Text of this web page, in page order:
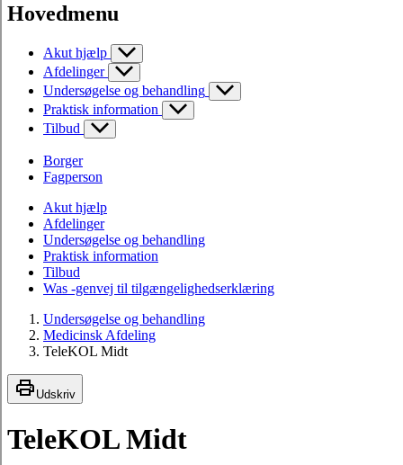
Hovedmenu
Akut hjælp
Afdelinger
Undersøgelse og behandling
Praktisk information
Tilbud
Borger
Fagperson
Akut hjælp
Afdelinger
Undersøgelse og behandling
Praktisk information
Tilbud
Was -genvej til tilgængelighedserklæring
Undersøgelse og behandling
Medicinsk Afdeling
TeleKOL Midt
Udskriv
TeleKOL Midt